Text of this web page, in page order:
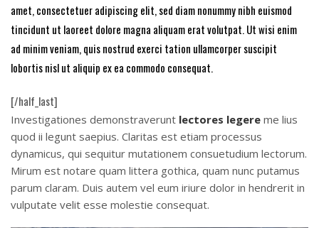
amet, consectetuer adipiscing elit, sed diam nonummy nibh euismod
tincidunt ut laoreet dolore magna aliquam erat volutpat. Ut wisi enim
ad minim veniam, quis nostrud exerci tation ullamcorper suscipit
lobortis nisl ut aliquip ex ea commodo consequat.
[/half_last]
Investigationes demonstraverunt lectores legere me lius
quod ii legunt saepius. Claritas est etiam processus
dynamicus, qui sequitur mutationem consuetudium lectorum.
Mirum est notare quam littera gothica, quam nunc putamus
parum claram. Duis autem vel eum iriure dolor in hendrerit in
vulputate velit esse molestie consequat.